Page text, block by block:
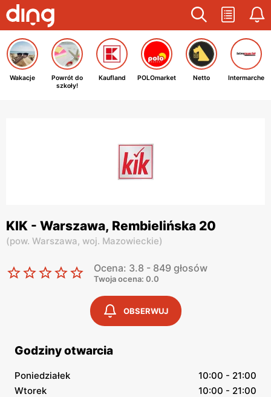
Wakacje
Powrót do
szkoły!
Kaufland POLOmarket Netto Intermarche
KIK - Warszawa, Rembielińska 20
(pow. Warszawa, woj. Mazowieckie)
Ocena: 3.8 - 849 głosów
Twoja ocena: 0.0
OBSERWUJ
Godziny otwarcia
Poniedziałek
10:00 - 21:00
Wtorek
10:00 - 21:00